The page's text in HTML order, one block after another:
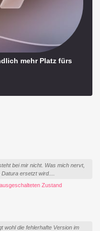
mehr Platz fürs
bei mir nicht. Was mich nervt,
ersetzt wird....
Zustand
wohl die fehlerhafte Version im